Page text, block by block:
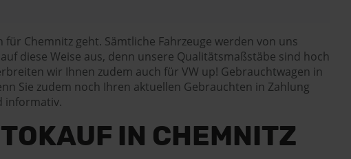
Chemnitz geht. Sämtliche Fahrzeuge werden von uns
diese Weise aus, denn unsere Qualitätsmaßstäbe sind hoch
wir Ihnen zudem auch für VW up! Gebrauchtwagen in
Sie zudem noch Ihren aktuellen Gebrauchten in Zahlung
informativ.
IN CHEMNITZ